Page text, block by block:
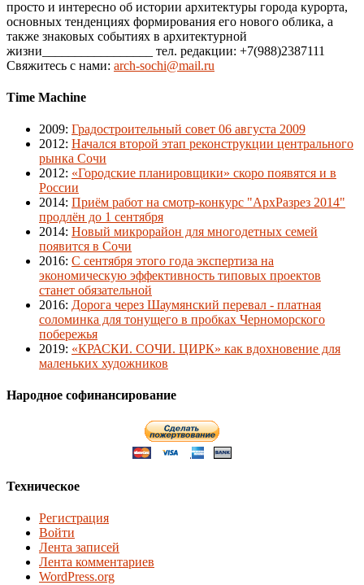
просто и интересно об истории архитектуры города курорта,
основных тенденциях формирования его нового облика, а
также знаковых событиях в архитектурной
жизни_________________ тел. редакции: +7(988)2387111
Свяжитесь с нами: arch-sochi@mail.ru
Time Machine
2009: Градостроительный совет 06 августа 2009
2012: Начался второй этап реконструкции центрального
рынка Сочи
2012: «Городские планировщики» скоро появятся и в
России
2014: Приём работ на смотр-конкурс "АрхРазрез 2014"
продлён до 1 сентября
2014: Новый микрорайон для многодетных семей
появится в Сочи
2016: С сентября этого года экспертиза на
экономическую эффективность типовых проектов
станет обязательной
2016: Дорога через Шаумянский перевал - платная
соломинка для тонущего в пробках Черноморского
побережья
2019: «КРАСКИ. СОЧИ. ЦИРК» как вдохновение для
маленьких художников
Народное софинансирование
Техническое
Регистрация
Войти
Лента записей
Лента комментариев
WordPress.org